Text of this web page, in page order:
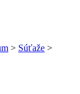
> Súťaže >